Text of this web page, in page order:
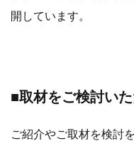
開しています。
■取材をご検討い
ご紹介やご取材を検討